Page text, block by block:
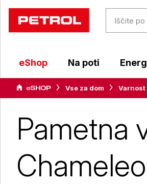
eShop Na poti
Vse za dom
Pametna